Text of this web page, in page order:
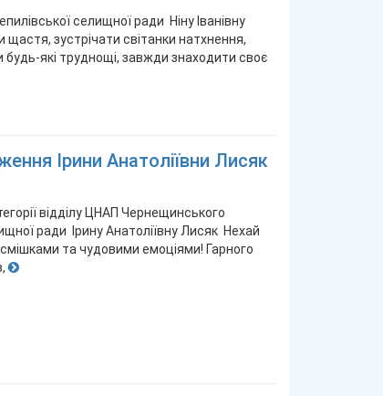
селищної ради Ніну Іванівну
зустрічати світанки натхнення,
будь-які труднощі, завжди знаходити своє
Ірини Анатоліївни Лисяк
відділу ЦНАП Чернещинського
ради Ірину Анатоліївну Лисяк Нехай
та чудовими емоціями! Гарного